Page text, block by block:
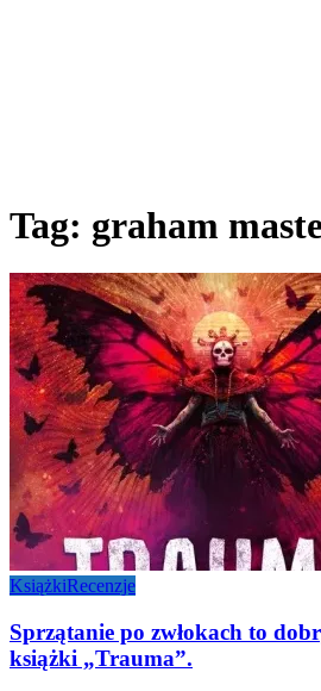
Tag: graham
KsiążkiRecenzje
Sprzątanie po zwłokach to
książki „Trauma”.